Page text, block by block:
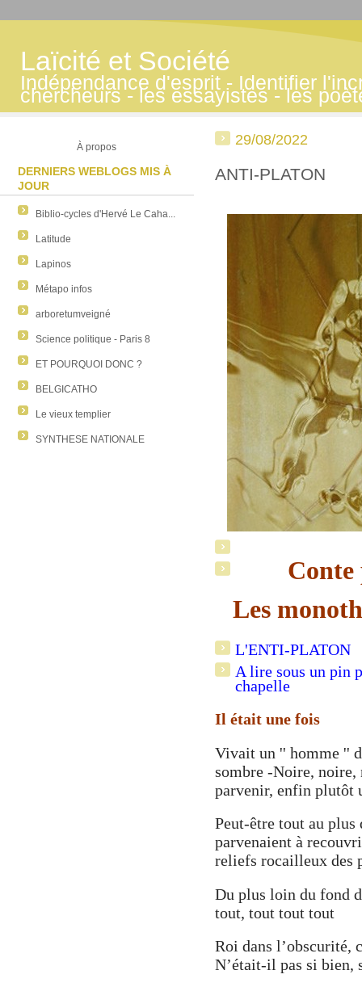
Laïcité et Société
Indépendance d'esprit - Identifier
chercheurs - les essayistes - les
À propos
DERNIERS WEBLOGS MIS À
JOUR
Biblio-cycles d'Hervé Le Caha...
Latitude
Lapinos
Métapo infos
arboretumveigné
Science politique - Paris 8
ET POURQUOI DONC ?
BELGICATHO
Le vieux templier
SYNTHESE NATIONALE
29/08/2022
ANTI-PLATON
Conte
Les
L'ENTI-PLATON
A lire sous un pin
chapelle
Il était une fois
Vivait un '' homme ''
sombre -Noire,
parvenir, enfin plutôt
Peut-être tout au plus
parvenaient à
reliefs rocailleux des
Du plus loin du fond
tout, tout tout tout
Roi dans l’obscurité,
N’était-il pas si bien,